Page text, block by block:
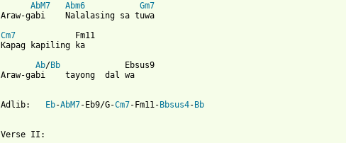
AbM7
Abm6
Gm7
Araw-gabi    Nalalasing sa tuwa
Cm7
            Fm11
Kapag kapiling ka
Ab/Bb
             Ebsus9
Araw-gabi    tayong  dal wa
Adlib: Eb-AbM7-Eb9/G-Cm7-Fm11- Bbsus4- Bb
Verse II: